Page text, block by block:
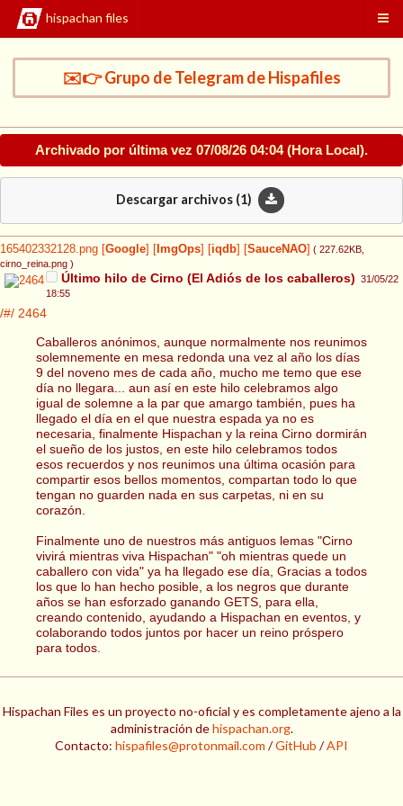
hispachan files
✉️👉 Grupo de Telegram de Hispafiles
Archivado por última vez 07/08/26 04:04(Hora Local).
Descargar archivos (1)
165402332128.png Google ImgOps iqdb SauceNAO ( 227.62KB
cirno_reina.png )
Último hilo de Cirno (El Adiós de los caballeros) 31/05/22
18:55
/#/ 2464
Caballeros anónimos, aunque normalmente nos reunimos
solemnemente en mesa redonda una vez al año los días
9 del noveno mes de cada año, mucho me temo que ese
día no llegara... aun así en este hilo celebramos algo
igual de solemne a la par que amargo también, pues ha
llegado el día en el que nuestra espada ya no es
necesaria, finalmente Hispachan y la reina Cirno dormirán
el sueño de los justos, en este hilo celebramos todos
esos recuerdos y nos reunimos una última ocasión para
compartir esos bellos momentos, compartan todo lo que
tengan no guarden nada en sus carpetas, ni en su
corazón.
Finalmente uno de nuestros más antiguos lemas "Cirno
vivirá mientras viva Hispachan" "oh mientras quede un
caballero con vida" ya ha llegado ese día, Gracias a todos
los que lo han hecho posible, a los negros que durante
años se han esforzado ganando GETS, para ella,
creando contenido, ayudando a Hispachan en eventos, y
colaborando todos juntos por hacer un reino próspero
para todos.
Hispachan Files es un proyecto no-oficial y es completamente ajeno a la
administración dehispachan.org.
Contacto: hispafiles@protonmail.com /GitHub /API